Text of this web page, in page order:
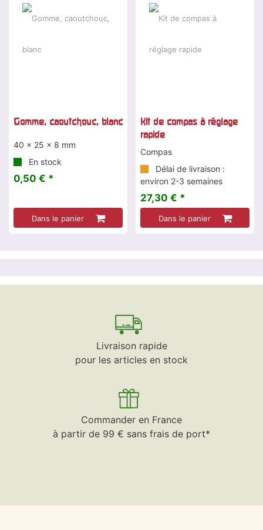
Gomme, caoutchouc, blanc
40 x 25 x 8 mm
En stock
0,50 € *
Dans le panier
Kit de compas à réglage
rapide
Compas
Délai de livraison :
environ 2-3 semaines
27,30 € *
Dans le panier
Livraison rapide
pour les articles en stock
Commander en France
à partir de 99 € sans frais de port*